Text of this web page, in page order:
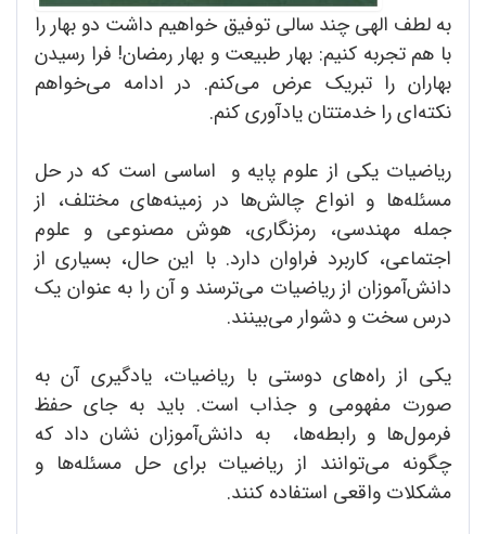
به لطف الهی چند سالی توفیق خواهیم داشت دو بهار را
با هم تجربه کنیم: بهار طبیعت و بهار رمضان! فرا رسیدن
بهاران را تبریک عرض می‌کنم. در ادامه می‌خواهم
نکته‌ای را خدمتتان یادآوری کنم.
ریاضیات یکی از علوم پایه و اساسی است که در حل
مسئله‌ها و انواع چالش‌ها در زمینه‌های مختلف، از
جمله مهندسی، رمزنگاری، هوش مصنوعی و علوم
اجتماعی، کاربرد فراوان دارد. با این حال، بسیاری از
دانش‌آموزان از ریاضیات می‌ترسند و آن را به عنوان یک
درس سخت و دشوار می‌بینند.
یکی از راه‌های دوستی با ریاضیات، یادگیری آن به
صورت مفهومی و جذاب است. باید به جای حفظ
فرمول‌ها و رابطه‌ها، به دانش‌آموزان نشان داد که
چگونه می‌توانند از ریاضیات برای حل مسئله‌ها و
مشکلات واقعی استفاده کنند.